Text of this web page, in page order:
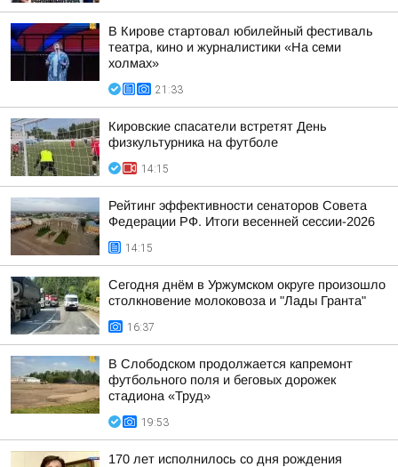
В Кирове стартовал юбилейный фестиваль
театра, кино и журналистики «На семи
холмах»
21:33
Кировские спасатели встретят День
физкультурника на футболе
14:15
Рейтинг эффективности сенаторов Совета
Федерации РФ. Итоги весенней сессии-2026
14:15
Сегодня днём в Уржумском округе произошло
столкновение молоковоза и "Лады Гранта"
16:37
В Слободском продолжается капремонт
футбольного поля и беговых дорожек
стадиона «Труд»
19:53
170 лет исполнилось со дня рождения